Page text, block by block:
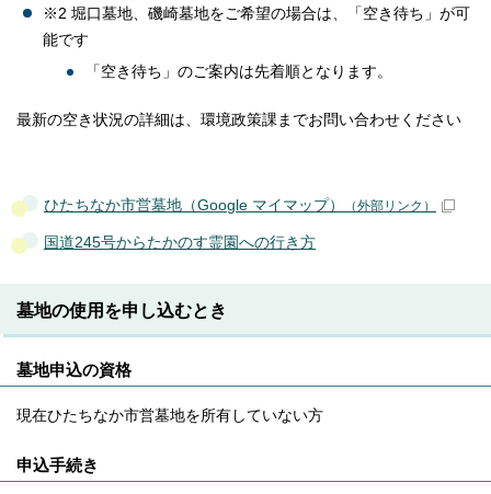
※2 堀口墓地、磯崎墓地をご希望の場合は、「空き待ち」が可
能です
「空き待ち」のご案内は先着順となります。
最新の空き状況の詳細は、環境政策課までお問い合わせください
ひたちなか市営墓地（Google マイマップ） （外部リンク）
国道245号からたかのす霊園への行き方
墓地の使用を申し込むとき
墓地申込の資格
現在ひたちなか市営墓地を所有していない方
申込手続き